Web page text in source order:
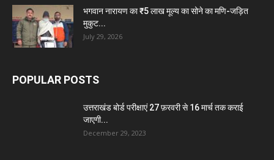
भगवान नारायण का ₹5 लाख मूल्य का सोने का मणि-जड़ित
मुकुट...
July 29, 2026
POPULAR POSTS
उत्तराखंड बोर्ड परीक्षाएं 27 फ़रवरी से 16 मार्च तक कराई
जाएगी...
December 29, 2023